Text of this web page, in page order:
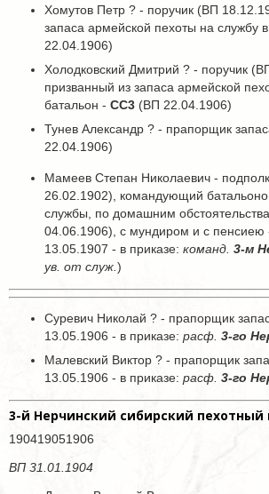
Хомутов Петр ? - поручик (ВП
запаса армейской пехоты на службу
22.04.1906)
Холодковский Дмитрий ? - поручик
призванный из запаса армейской
батальон - СС3 (ВП 22.04.1906)
Тунев Александр ? - прапорщик
22.04.1906)
Мамеев Степан Николаевич -
26.02.1902), командующий
службы, по домашним
04.06.1906), с мундиром и с пенсиею
13.05.1907 - в приказе: команд. 3-м
ув. от служ. )
Суревич Николай ? - прапорщик
13.05.1906 - в приказе: расф. 3-го
Малевский Виктор ? - прапорщик
13.05.1906 - в приказе: расф. 3-го
3-й Нерчинский сибирский пехотный
190419051906
ВП 31.01.1904